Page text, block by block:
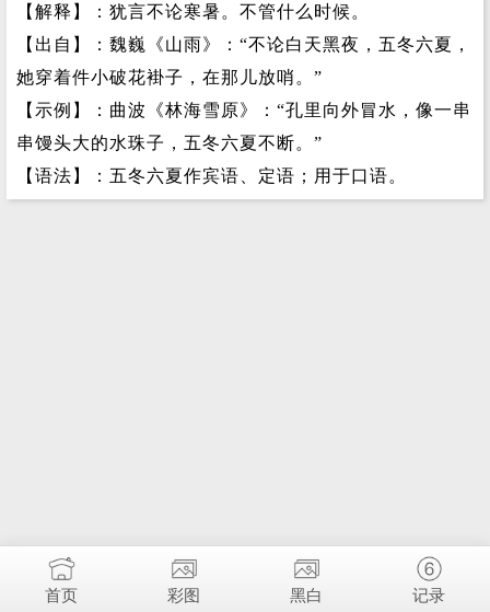
【解释】：犹言不论寒暑。不管什么时候。
【出自】：魏巍《山雨》：“不论白天黑夜，五冬六夏，
她穿着件小破花褂子，在那儿放哨。”
【示例】：曲波《林海雪原》：“孔里向外冒水，像一串
串馒头大的水珠子，五冬六夏不断。”
【语法】：五冬六夏作宾语、定语；用于口语。
首页 彩图 黑白 记录